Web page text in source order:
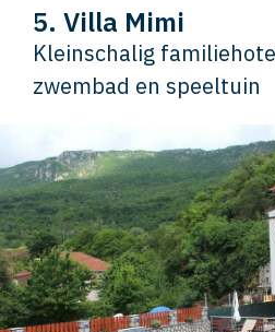
5. Villa Mimi
Kleinschalig
zwembad en speeltuin